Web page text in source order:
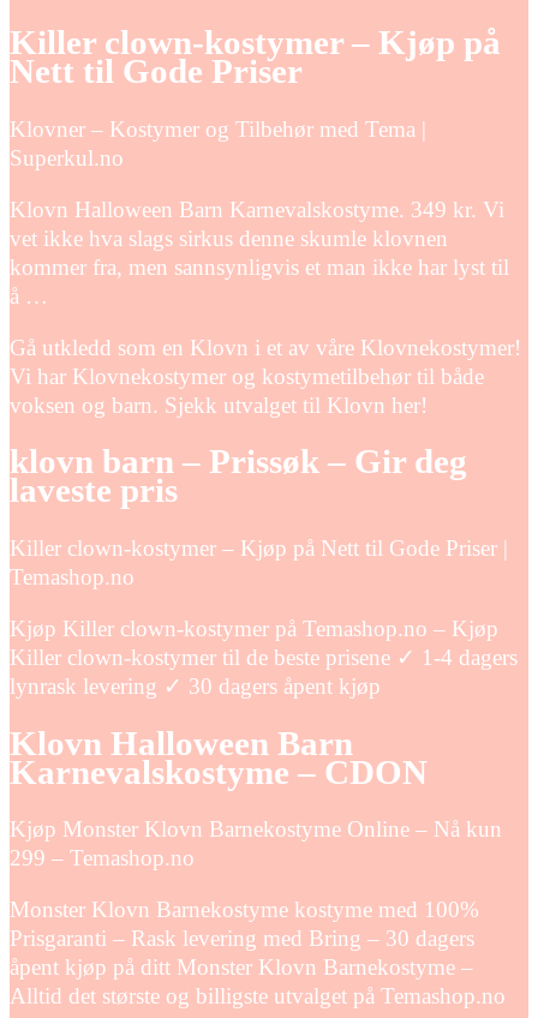
Killer clown-kostymer – Kjøp på
Nett til Gode Priser
Klovner – Kostymer og Tilbehør med Tema |
Superkul.no
Klovn Halloween Barn Karnevalskostyme. 349 kr. Vi
vet ikke hva slags sirkus denne skumle klovnen
kommer fra, men sannsynligvis et man ikke har lyst til
å …
Gå utkledd som en Klovn i et av våre Klovnekostymer!
Vi har Klovnekostymer og kostymetilbehør til både
voksen og barn. Sjekk utvalget til Klovn her!
klovn barn – Prissøk – Gir deg
laveste pris
Killer clown-kostymer – Kjøp på Nett til Gode Priser |
Temashop.no
Kjøp Killer clown-kostymer på Temashop.no – Kjøp
Killer clown-kostymer til de beste prisene ✓ 1-4 dagers
lynrask levering ✓ 30 dagers åpent kjøp
Klovn Halloween Barn
Karnevalskostyme – CDON
Kjøp Monster Klovn Barnekostyme Online – Nå kun
299 – Temashop.no
Monster Klovn Barnekostyme kostyme med 100%
Prisgaranti – Rask levering med Bring – 30 dagers
åpent kjøp på ditt Monster Klovn Barnekostyme –
Alltid det største og billigste utvalget på Temashop.no